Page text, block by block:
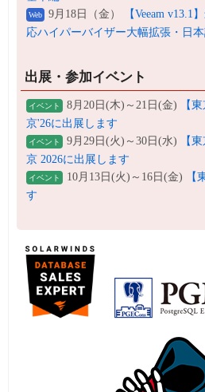
Web 9月18日（金）
【Veeam
応ハイパーバイザー大幅拡張・日
出展・参加イベント
イベント 8月20日(木)～21日(金)
【
京'26に出展します
イベント 9月29日(火)～30日(水)
【
京 2026に出展します
イベント 10月13日(火)～16日(金)
【
す